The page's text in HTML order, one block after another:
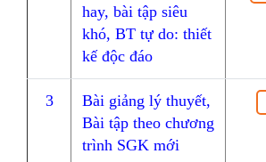
hay, bài tập siêu
khó, BT tự do: thiết
kế độc đáo
3
Bài giảng lý thuyết,
Bài tập theo chương
trình SGK mới